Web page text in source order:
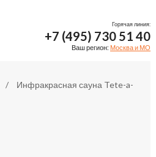
Горячая линия:
+7 (495) 730 51 40
Ваш регион: Москва и МО
Инфракрасная сауна Tete-a-